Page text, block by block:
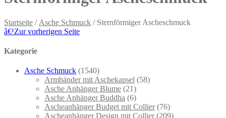
Startseite / Asche Schmuck / Sternförmiger Ascheschmuck
â€¹Zur vorherigen Seite
Kategorie
Asche Schmuck (1540)
Armbänder mit Aschekapsel (58)
Asche Anhänger Blume (21)
Asche Anhänger Buddha (6)
Ascheanhänger Budget mit Collier (76)
Ascheanhänger Design mit Collier (209)